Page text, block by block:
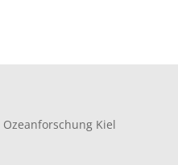
Kiel